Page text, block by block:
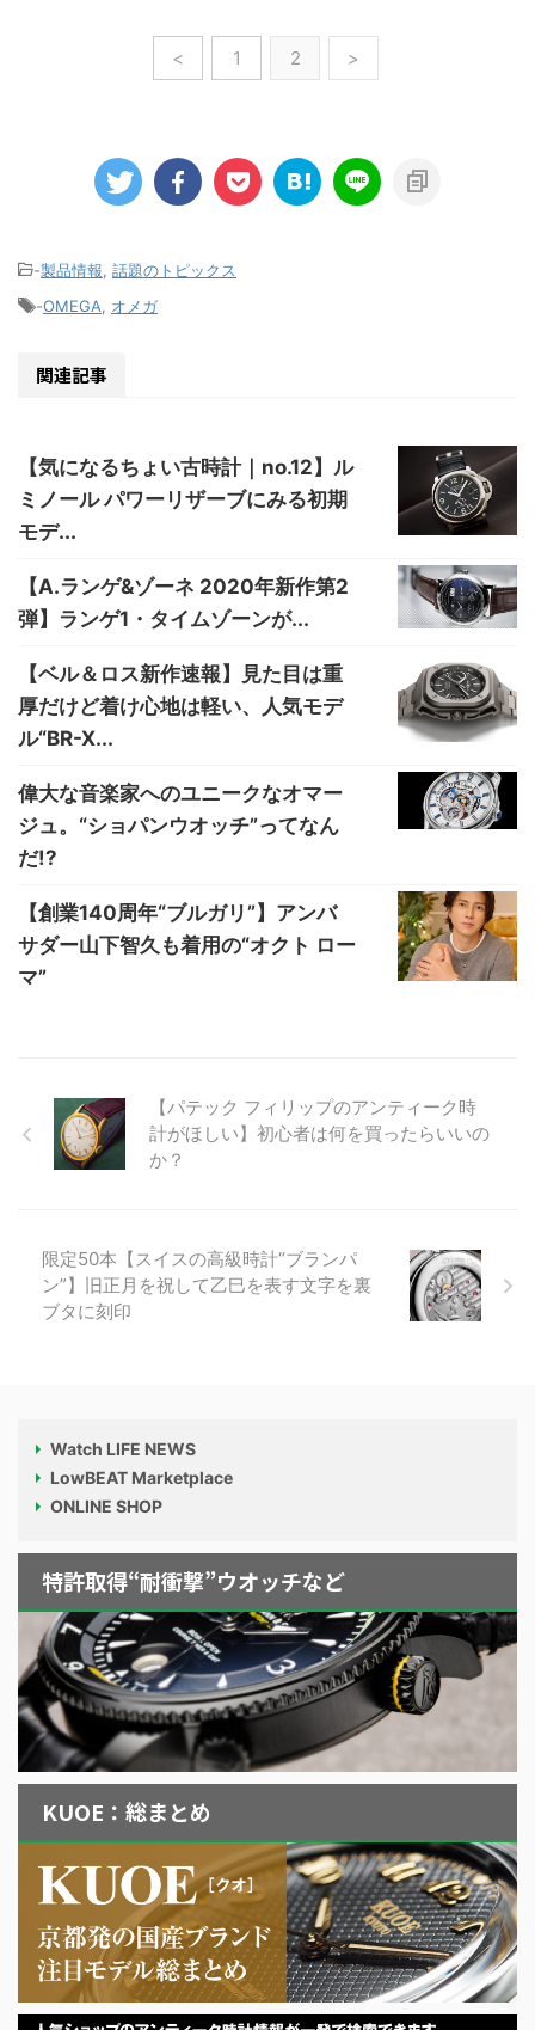
< 1 2 >
-製品情報 話題のトピックス
-OMEGA オメガ
関連記事
【気になるちょい古時計｜no.12】ル
ミノール パワーリザーブにみる初期
モデ...
【A.ランゲ&ゾーネ 2020年新作第2
弾】ランゲ1・タイムゾーンが...
【ベル＆ロス新作速報】見た目は重
厚だけど着け心地は軽い、人気モデ
ル“BR-X...
偉大な音楽家へのユニークなオマー
ジュ。“ショパンウオッチ”ってなん
だ!?
【創業140周年“ブルガリ”】アンバ
サダー山下智久も着用の“オクト ロー
マ”
【パテック フィリップのアンティーク時
計がほしい】初心者は何を買ったらいいの
か？
限定50本【スイスの高級時計“ブランパ
ン”】旧正月を祝して乙巳を表す文字を裏
ブタに刻印
Watch LIFE NEWS
LowBEAT Marketplace
ONLINE SHOP
特許取得“耐衝撃”ウオッチなど
KUOE：総まとめ